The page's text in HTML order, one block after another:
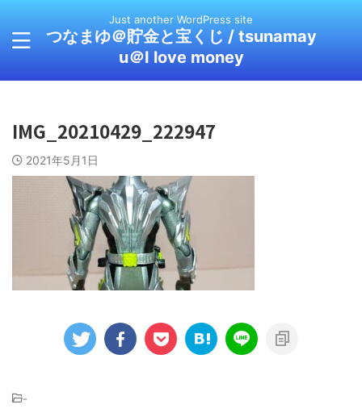
Just another WordPress site
つなまゆ＠貯金と宝くじ / tsunamay
u＠I love money
IMG_20210429_222947
2021年5月1日
-